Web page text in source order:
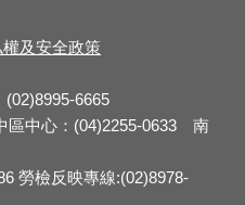
權及安全政策
6665
區中心：(04)2255-0633 南
勞檢反映專線:(02)8978-